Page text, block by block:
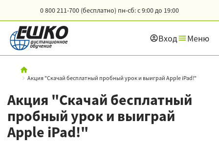
0 800 211-700 (бесплатно) пн-сб: с 9:00 до 19:00
Вход Меню
Акция "Скачай бесплатный пробный урок и выиграй Apple iPad!"
Акция "Скачай бесплатный
пробный урок и выиграй
Apple iPad!"